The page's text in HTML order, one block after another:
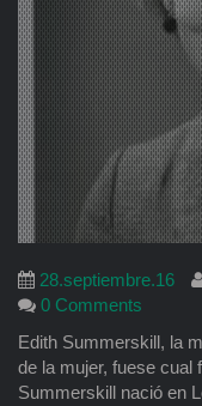
28.septiembre.16
0 Comments
Edith Summerskill, la
de la mujer, fuese cual
Summerskill nació en